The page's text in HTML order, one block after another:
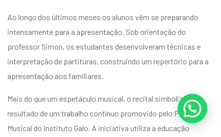
Ao longo dos últimos meses os alunos vêm se preparando
intensamente para a apresentação. Sob orientação do
professor Simon, os estudantes desenvolveram técnicas e
interpretação de partituras, construindo um repertório para a
apresentação aos familiares.
Mais do que um espetáculo musical, o recital simboliza o
resultado de um trabalho contínuo promovido pelo Projeto
Musical do Instituto Galo. A iniciativa utiliza a educação